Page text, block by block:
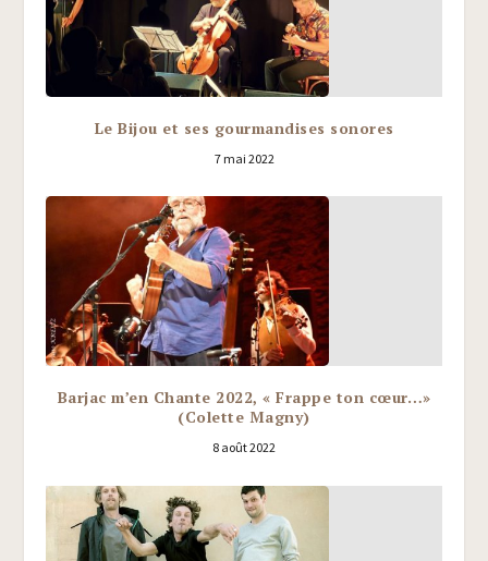
Le Bijou et ses gourmandises sonores
7 mai 2022
Barjac m’en Chante 2022, « Frappe ton cœur…»
(Colette Magny)
8 août 2022